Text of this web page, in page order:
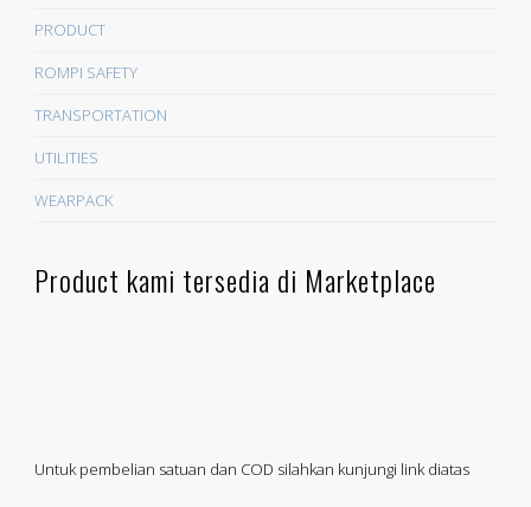
PRODUCT
ROMPI SAFETY
TRANSPORTATION
UTILITIES
WEARPACK
Product kami tersedia di Marketplace
Untuk pembelian satuan dan COD silahkan kunjungi link diatas